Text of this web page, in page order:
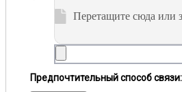
Перетащите сюда или
Предпочтительный способ связи: